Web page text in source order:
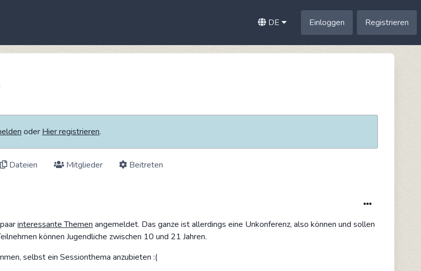
DE Einloggen Registrieren
oder Hier registrieren.
Dateien Mitglieder Beitreten
interessante Themen angemeldet. Das ganze ist allerdings eine Unkonferenz, also können und sollen
können Jugendliche zwischen 10 und 21 Jahren.
selbst ein Sessionthema anzubieten :(